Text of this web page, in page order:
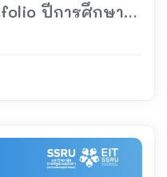
ปีการศึกษา